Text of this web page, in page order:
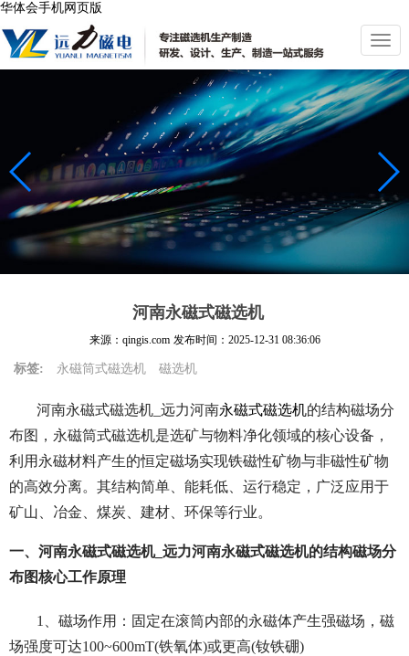
华体会手机网页版
切
换
导
航
河南永磁式磁选机
来源：qingis.com 发布时间： 2025-12-31 08:36:06
标签: 永磁筒式磁选机 磁选机
河南永磁式磁选机_远力河南永磁式磁选机的结构磁场分
布图，永磁筒式磁选机是选矿与物料净化领域的核心设备，
利用永磁材料产生的恒定磁场实现铁磁性矿物与非磁性矿物
的高效分离。其结构简单、能耗低、运行稳定，广泛应用于
矿山、冶金、煤炭、建材、环保等行业。
一、河南永磁式磁选机_远力河南永磁式磁选机的结构磁场分
布图核心工作原理
1、磁场作用：固定在滚筒内部的永磁体产生强磁场，磁
场强度可达100~600mT(铁氧体)或更高(钕铁硼)